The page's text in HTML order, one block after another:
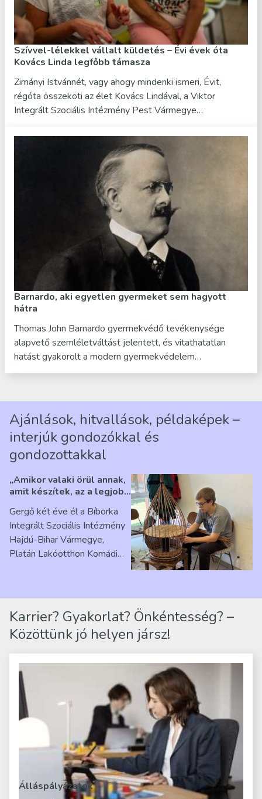
Szívvel-lélekkel vállalt küldetés – Évi évek óta
Kovács Linda legfőbb támasza
Zimányi Istvánnét, vagy ahogy mindenki ismeri, Évit,
régóta összeköti az élet Kovács Lindával, a Viktor
Integrált Szociális Intézmény Pest Vármegye…
Barnardo, aki egyetlen gyermeket sem hagyott
hátra
Thomas John Barnardo gyermekvédő tevékenysége
alapvető szemléletváltást jelentett, és vitathatatlan
hatást gyakorolt a modern gyermekvédelem…
Ajánlások, hitvallások, példaképek –
interjúk gondozókkal és
gondozottakkal
„Amikor valaki örül annak,
amit készítek, az a legjobb
Ribárszky Gergő ellátottal
Gergő két éve él a Bíborka
Integrált Szociális Intézmény
Hajdú-Bihar Vármegye,
Platán Lakóotthon Komádi
Karrier? Gyakorlat? Önkéntesség? –
Közöttünk jó helyen jársz!
Álláspályázatok